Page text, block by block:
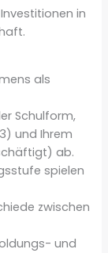
in
als
Schulform,
und Ihrem
ab.
spielen
zwischen
und